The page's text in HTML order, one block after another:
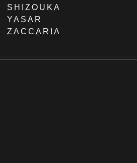
SHIZOUKA
YASAR
ZACCARIA